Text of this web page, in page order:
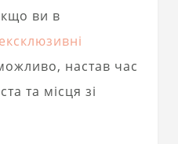
ви в
ексклюзивні
настав час
та місця зі